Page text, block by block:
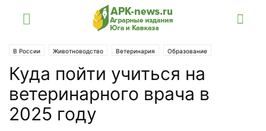
В России Животноводство Ветеринария Образование
Куда пойти учиться на
ветеринарного врача в
2025 году